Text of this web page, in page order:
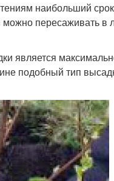
наибольший
пересаживать в
является
подобный тип